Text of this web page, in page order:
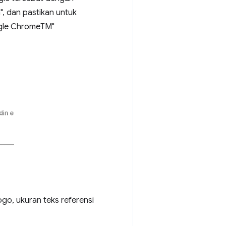
dan pastikan untuk
ChromeTM"
ukuran teks referensi